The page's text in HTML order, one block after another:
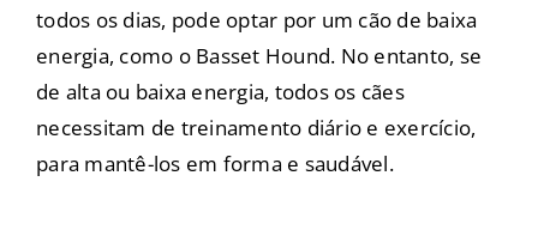
todos os dias, pode optar por um cão de baixa
energia, como o Basset Hound. No entanto, se
de alta ou baixa energia, todos os cães
necessitam de treinamento diário e exercício,
para mantê-los em forma e saudável.